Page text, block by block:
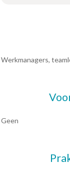
Werkmanagers,
Geen